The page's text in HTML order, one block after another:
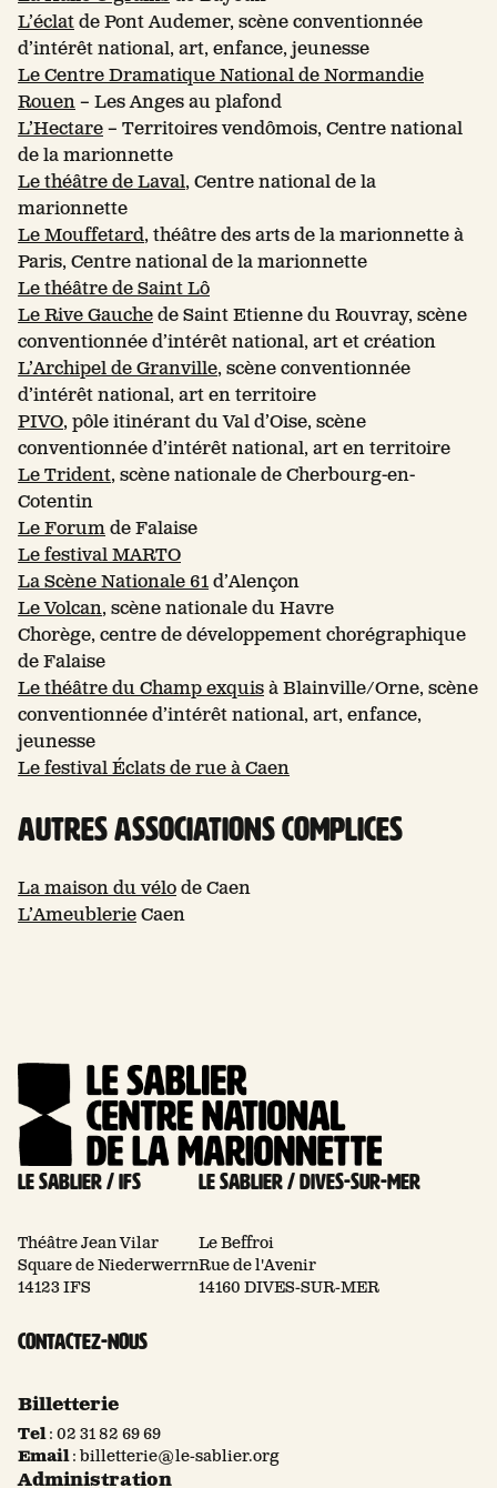
L’éclatde Pont Audemer, scène conventionnée
d’intérêt national, art, enfance, jeunesse
Le Centre Dramatique National de Normandie
Rouen– Les Anges au plafond
L’Hectare– Territoires vendômois, Centre national
de la marionnette
Le théâtre de Laval, Centre national de la
marionnette
Le Mouffetard, théâtre des arts de la marionnette à
Paris, Centre national de la marionnette
Le théâtre de Saint Lô
Le Rive Gauchede Saint Etienne du Rouvray, scène
conventionnée d’intérêt national, art et création
L’Archipel de Granville, scène conventionnée
d’intérêt national, art en territoire
PIVO, pôle itinérant du Val d’Oise, scène
conventionnée d’intérêt national, art en territoire
Le Trident, scène nationale de Cherbourg-en-
Cotentin
Le Forumde Falaise
Le festival MARTO
La Scène Nationale 61d’Alençon
Le Volcan, scène nationale du Havre
Chorège, centre de développement chorégraphique
de Falaise
Le théâtre du Champ exquisà Blainville/Orne, scène
conventionnée d’intérêt national, art, enfance,
jeunesse
Le festival Éclats de rue à Caen
Autres associations complices
La maison du vélode Caen
L’AmeublerieCaen
Le Sablier / Ifs
Théâtre Jean Vilar
Square de Niederwerrn
14123 IFS
Le Sablier / Dives-sur-mer
Le Beffroi
Rue de l'Avenir
14160 DIVES-SUR-MER
Contactez-nous
Billetterie
Tel: 02 31 82 69 69
Email:billetterie@le-sablier.org
Administration